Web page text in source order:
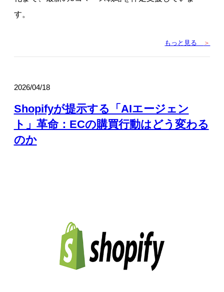
す。
もっと見る ＞
2026/04/18
Shopifyが提示する「AIエージェン
ト」革命：ECの購買行動はどう変わる
のか